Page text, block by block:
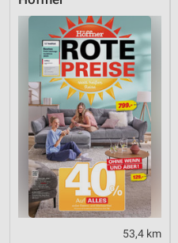
53,4 km